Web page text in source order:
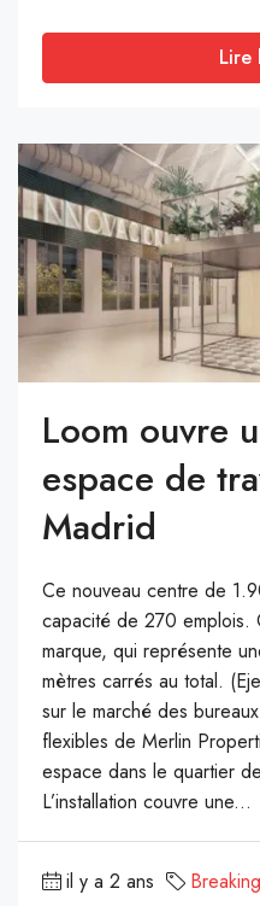
Lire
Loom ouvre
espace de
Madrid
Ce nouveau centre de
capacité de 270 emplois.
marque, qui représente
mètres carrés au total.
sur le marché des
flexibles de Merlin
espace dans le quartier
L’installation couvre une...
il y a 2 ans